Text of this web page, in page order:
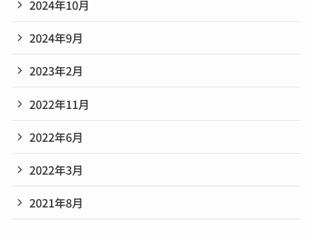
2024年10月
2024年9月
2023年2月
2022年11月
2022年6月
2022年3月
2021年8月